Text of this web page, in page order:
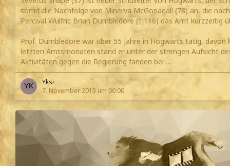
somit die Nachfolge von Minerva McGonagall (78) an, die
Percival Wulfric Brian Dumbledore († 116) das Amt kurzzeitig
Prof. Dumbledore war über 55 Jahre in Hogwarts tätig, davon
letzten Amtsmonaten stand er unter der strengen Aufsicht
Aktivitäten gegen die Regierung fanden bei …
Yksi
7. November 2015 um 00:00